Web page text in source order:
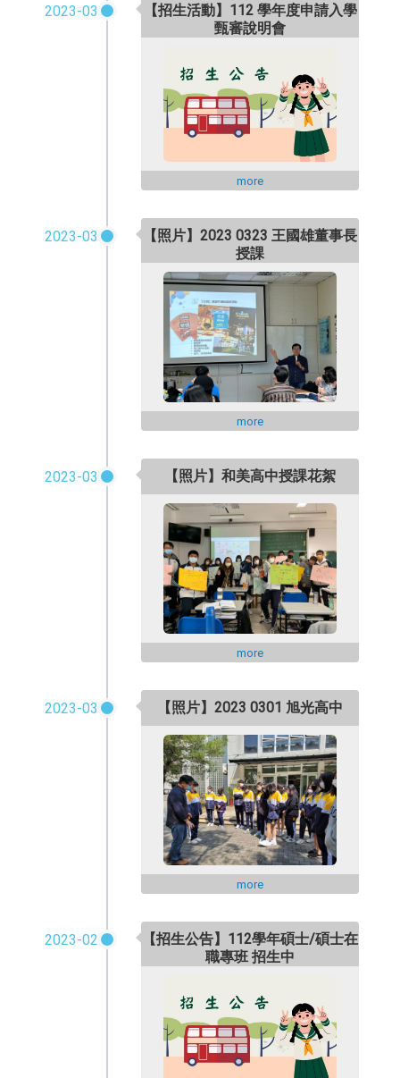
2023-03
【招生活動】112 學年度申請入學
甄審說明會
more
2023-03
【照片】2023 0323 王國雄董事長
授課
more
2023-03 【照片】和美高中授課花絮
more
2023-03 【照片】2023 0301 旭光高中
more
2023-02
【招生公告】112學年碩士/碩士在
職專班 招生中